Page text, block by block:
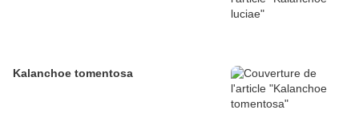
Kalanchoe tomentosa